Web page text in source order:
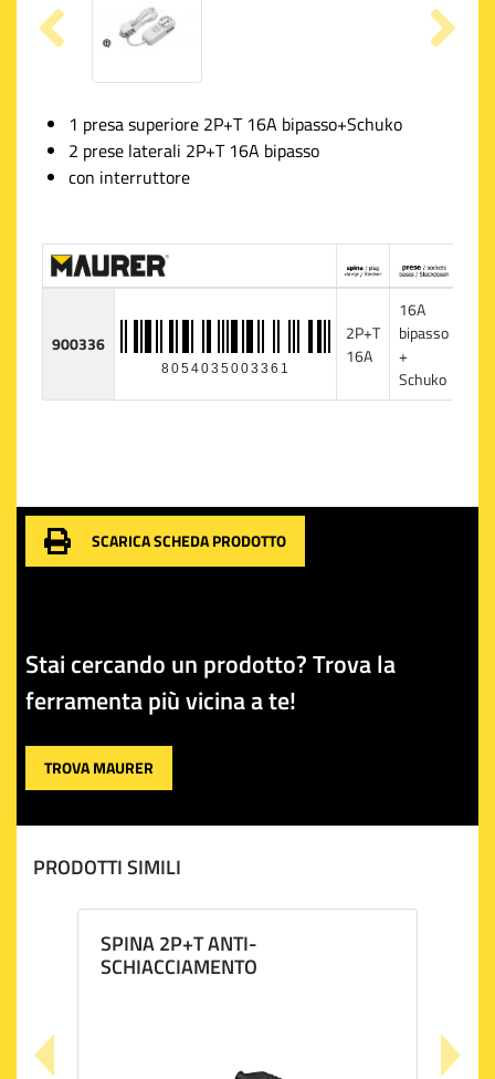
1 presa superiore 2P+T 16A bipasso+Schuko
2 prese laterali 2P+T 16A bipasso
con interruttore
900336
8054035003361
2P+T
16A
16A
bipasso
+
Schuko
SCARICA SCHEDA PRODOTTO
Stai cercando un prodotto? Trova la
ferramenta più vicina a te!
TROVA MAURER
PRODOTTI SIMILI
SPINA 2P+T ANTI-
SCHIACCIAMENTO